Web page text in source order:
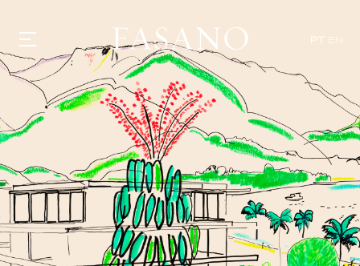
PT EN
GASTRONOMIA
HOTÉIS
VILLAS
SHOP | SELEZIONE
DESCUBRA
WHAT'S COOKING
CORRIERE
HISTÓRIA